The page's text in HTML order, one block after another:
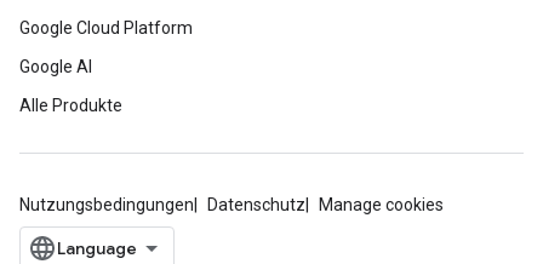
Google Cloud Platform
Google AI
Alle Produkte
Nutzungsbedingungen Datenschutz Manage cookies